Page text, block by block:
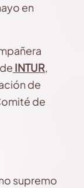
en
INTUR,
de
de
supremo